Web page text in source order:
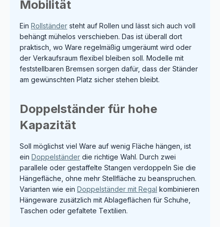
Mobilität
Ein Rollständer steht auf Rollen und lässt sich auch voll
behängt mühelos verschieben. Das ist überall dort
praktisch, wo Ware regelmäßig umgeräumt wird oder
der Verkaufsraum flexibel bleiben soll. Modelle mit
feststellbaren Bremsen sorgen dafür, dass der Ständer
am gewünschten Platz sicher stehen bleibt.
Doppelständer für hohe
Kapazität
Soll möglichst viel Ware auf wenig Fläche hängen, ist
ein Doppelständer die richtige Wahl. Durch zwei
parallele oder gestaffelte Stangen verdoppeln Sie die
Hängefläche, ohne mehr Stellfläche zu beanspruchen.
Varianten wie ein Doppelständer mit Regal kombinieren
Hängeware zusätzlich mit Ablageflächen für Schuhe,
Taschen oder gefaltete Textilien.